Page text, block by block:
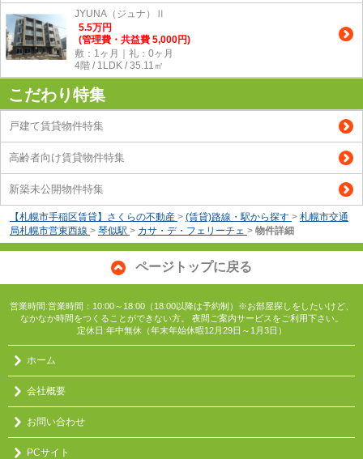
JYUNA（ジュナ）Ⅱ
5.5万円
(管理費・共益費 5,000円)
敷：1ヶ月｜礼：0ヶ月
4階 / 1LDK / 35.11㎡
こだわり特集
戸建て賃貸物件特集
高齢者向け賃貸物件特集
新築未公開物件特集
【札幌市手稲区賃貸】さくらの不動産 > (賃貸)路線・駅から探す > 札幌市交通
局札幌市営東西線 > 琴似駅 > カサ・デ・フェリーチェ > 物件詳細
ページトップに戻る
営業時間:営業時間：10:00～18:00（18:00以降は予約制）※お部屋探しをしたいけど、
なかなか時間をつくることができない方。 夜間ご案内サービスをご利用下さい。
定休日:年中無休（年末年始休暇12月29日～1月3日）
ホーム
会社概要
お問い合わせ
PCサイト